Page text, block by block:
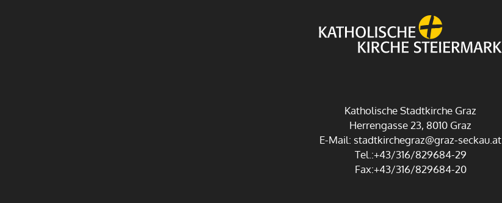
Katholische Stadtkirche Graz
Herrengasse 23, 8010 Graz
E-Mail: stadtkirchegraz@graz-seckau.at
Tel.:+43/316/829684-29
Fax:+43/316/829684-20